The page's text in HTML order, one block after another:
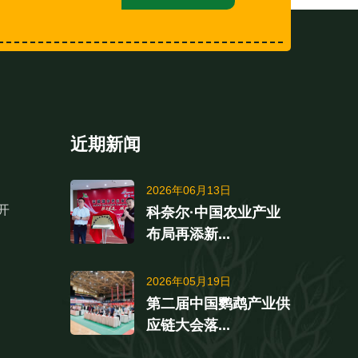
近期新闻
2026年06月13日
科奈尔·中国农业产业
布局再添新...
2026年05月19日
第二届中国鹦鹉产业供
应链大会落...